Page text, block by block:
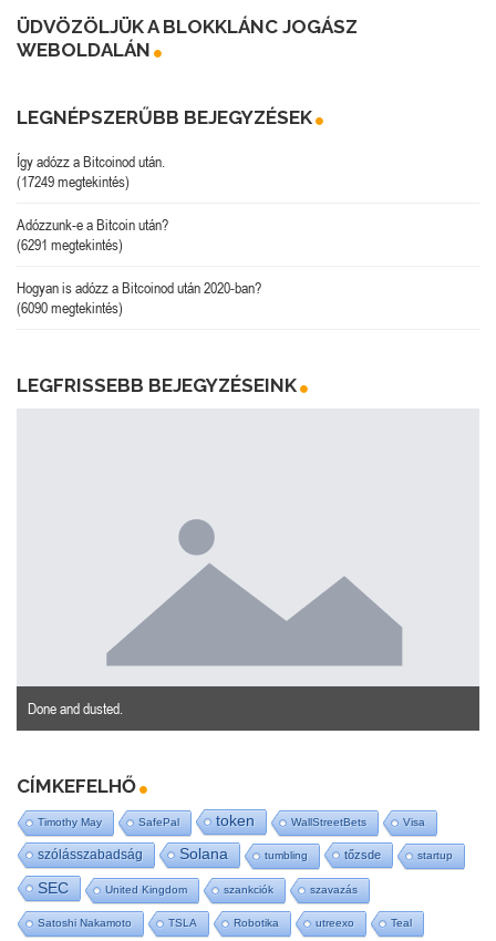
ÜDVÖZÖLJÜK A BLOKKLÁNC JOGÁSZ
WEBOLDALÁN
LEGNÉPSZERŰBB BEJEGYZÉSEK
Így adózz a Bitcoinod után.
(17249 megtekintés)
Adózzunk-e a Bitcoin után?
(6291 megtekintés)
Hogyan is adózz a Bitcoinod után 2020-ban?
(6090 megtekintés)
LEGFRISSEBB BEJEGYZÉSEINK
Done and dusted.
CÍMKEFELHŐ
Timothy May SafePal token WallStreetBets Visa
szólásszabadság Solana tumbling tőzsde startup
SEC United Kingdom szankciók szavazás
Satoshi Nakamoto TSLA Robotika utreexo Teal